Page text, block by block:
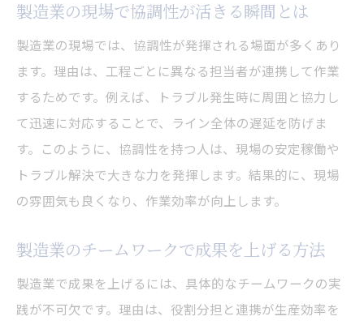
製造業の現場で協調性が活きる瞬間とは
製造業の現場では、協調性が発揮される場面が多くあり
ます。理由は、工程ごとに異なる担当者が連携して作業
するためです。例えば、トラブル発生時に周囲と協力し
て迅速に対応することで、ライン全体の遅延を防げま
す。このように、協調性を持つ人は、現場の安定稼働や
トラブル解決で大きな力を発揮します。結果的に、現場
の雰囲気も良くなり、作業効率が向上します。
製造業のチームワークで成果を上げる方法
製造業で成果を上げるには、具体的なチームワークの実
践が不可欠です。理由は、役割分担と連携が生産効率を